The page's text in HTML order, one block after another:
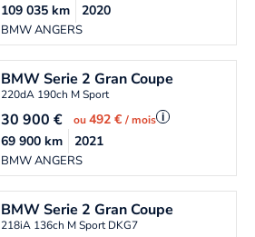
BMW ANGERS
109 035km 2020
BMWSerie 2 Gran Coupe
220dA 190ch M Sport
30 900€ ou492 €/ mois i
BMW ANGERS
69 900km 2021
BMWSerie 2 Gran Coupe
218iA 136ch M Sport DKG7